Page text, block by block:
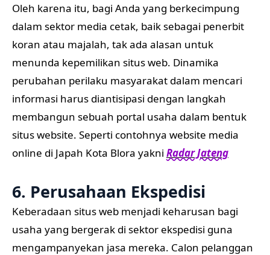
Oleh karena itu, bagi Anda yang berkecimpung
dalam sektor media cetak, baik sebagai penerbit
koran atau majalah, tak ada alasan untuk
menunda kepemilikan situs web. Dinamika
perubahan perilaku masyarakat dalam mencari
informasi harus diantisipasi dengan langkah
membangun sebuah portal usaha dalam bentuk
situs website. Seperti contohnya website media
online di Japah Kota Blora yakni Radar Jateng
6. Perusahaan Ekspedisi
Keberadaan situs web menjadi keharusan bagi
usaha yang bergerak di sektor ekspedisi guna
mengampanyekan jasa mereka. Calon pelanggan